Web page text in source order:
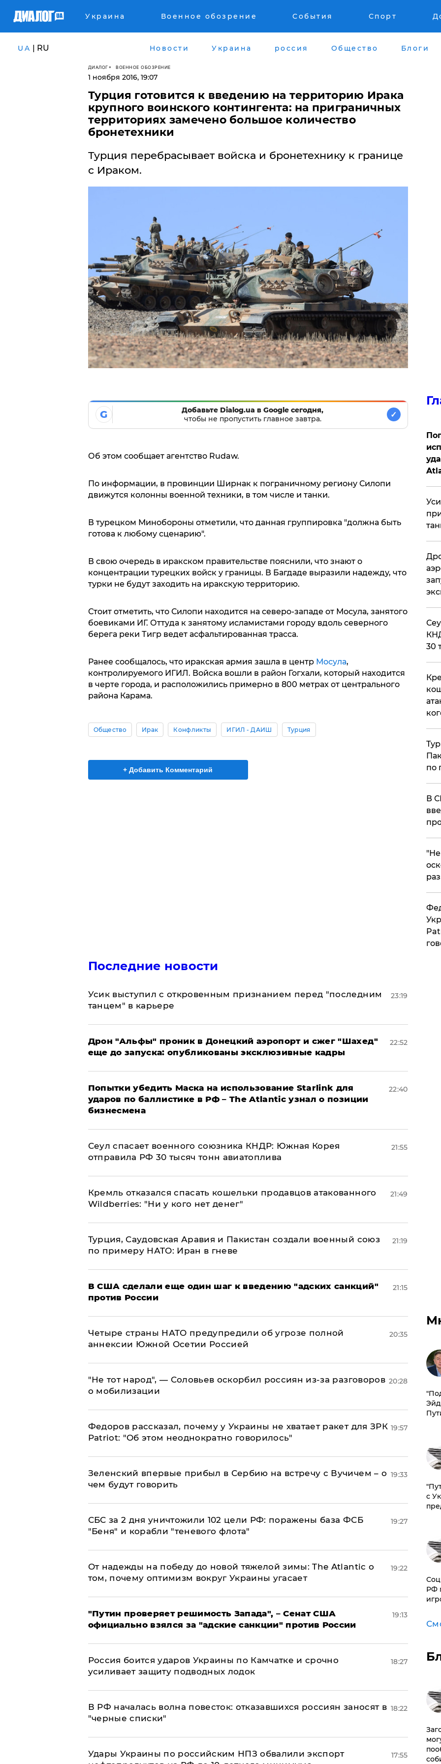
Украина Военное обозрение События Спорт
UA | RU Новости Украина россия Общество Блоги
ДИАЛОГ ВОЕННОЕ ОБОЗРЕНИЕ
1 ноября 2016, 19:07
Турция готовится к введению на территорию Ирака
крупного воинского контингента: на приграничных
территориях замечено большое количество
бронетехники
Турция перебрасывает войска и бронетехнику к границе
с Ираком.
G
Добавьте Dialog.ua в Google сегодня,
чтобы не пропустить главное завтра.
✓
Об этом сообщает агентство Rudaw.
По информации, в провинции Ширнак к пограничному региону Силопи
движутся колонны военной техники, в том числе и танки.
В турецком Минобороны отметили, что данная группировка "должна быть
готова к любому сценарию".
В свою очередь в иракском правительстве пояснили, что знают о
концентрации турецких войск у границы. В Багдаде выразили надежду, что
турки не будут заходить на иракскую территорию.
Стоит отметить, что Силопи находится на северо-западе от Мосула, занятого
боевиками ИГ. Оттуда к занятому исламистами городу вдоль северного
берега реки Тигр ведет асфальтированная трасса.
Ранее сообщалось, что иракская армия зашла в центр Мосула,
контролируемого ИГИЛ. Войска вошли в район Гогхали, который находится
в черте города, и расположились примерно в 800 метрах от центрального
района Карама.
Общество Ирак Конфликты ИГИЛ - ДАИШ Турция
+ Добавить Комментарий
Последние новости
Усик выступил с откровенным признанием перед "последним
танцем" в карьере
23:19
Дрон "Альфы" проник в Донецкий аэропорт и сжег "Шахед"
еще до запуска: опубликованы эксклюзивные кадры
22:52
Попытки убедить Маска на использование Starlink для
ударов по баллистике в РФ – The Atlantic узнал о позиции
бизнесмена
22:40
​Сеул спасает военного союзника КНДР: Южная Корея
отправила РФ 30 тысяч тонн авиатоплива
21:55
Кремль отказался спасать кошельки продавцов атакованного
Wildberries: "Ни у кого нет денег"
21:49
Турция, Саудовская Аравия и Пакистан создали военный союз
по примеру НАТО: Иран в гневе
21:19
В США сделали еще один шаг к введению "адских санкций"
против России
21:15
Четыре страны НАТО предупредили об угрозе полной
аннексии Южной Осетии Россией
20:35
​"Не тот народ", — Соловьев оскорбил россиян из-за разговоров
о мобилизации
20:28
Федоров рассказал, почему у Украины не хватает ракет для ЗРК
Patriot: "Об этом неоднократно говорилось"
19:57
Зеленский впервые прибыл в Сербию на встречу с Вучичем – о
чем будут говорить
19:33
СБС за 2 дня уничтожили 102 цели РФ: поражены база ФСБ
"Беня" и корабли "теневого флота"
19:27
От надежды на победу до новой тяжелой зимы: The Atlantic о
том, почему оптимизм вокруг Украины угасает
19:22
"Путин проверяет решимость Запада", – Сенат США
официально взялся за "адские санкции" против России
19:13
Россия боится ударов Украины по Камчатке и срочно
усиливает защиту подводных лодок
18:27
​В РФ началась волна повесток: отказавшихся россиян заносят в
"черные списки"
18:22
Удары Украины по российским НПЗ обвалили экспорт
17:55
30
по
В
с
РФ